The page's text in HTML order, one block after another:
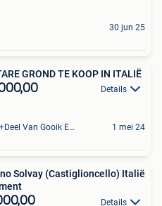
30 jun 25
GROND TE KOOP IN ITALIË
Details
Roosdaal+Deel Van Gooik En Sint-Kwintens-Lennik 1 mei 24
Solvay (Castiglioncello) Italië
Details